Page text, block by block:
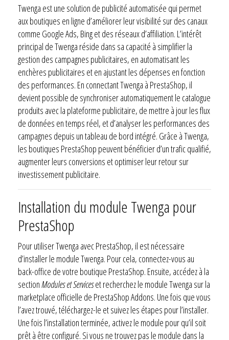
Twenga est une solution de publicité automatisée qui permet
aux boutiques en ligne d’améliorer leur visibilité sur des canaux
comme Google Ads, Bing et des réseaux d’affiliation. L’intérêt
principal de Twenga réside dans sa capacité à simplifier la
gestion des campagnes publicitaires, en automatisant les
enchères publicitaires et en ajustant les dépenses en fonction
des performances. En connectant Twenga à PrestaShop, il
devient possible de synchroniser automatiquement le catalogue
produits avec la plateforme publicitaire, de mettre à jour les flux
de données en temps réel, et d’analyser les performances des
campagnes depuis un tableau de bord intégré. Grâce à Twenga,
les boutiques PrestaShop peuvent bénéficier d’un trafic qualifié,
augmenter leurs conversions et optimiser leur retour sur
investissement publicitaire.
Installation du module Twenga pour
PrestaShop
Pour utiliser Twenga avec PrestaShop, il est nécessaire
d’installer le module Twenga. Pour cela, connectez-vous au
back-office de votre boutique PrestaShop. Ensuite, accédez à la
sectionModules et Serviceset recherchez le module Twenga sur la
marketplace officielle de PrestaShop Addons. Une fois que vous
l’avez trouvé, téléchargez-le et suivez les étapes pour l’installer.
Une fois l’installation terminée, activez le module pour qu’il soit
prêt à être configuré. Si vous ne trouvez pas le module dans la